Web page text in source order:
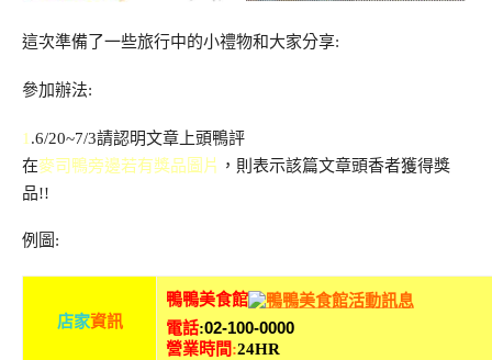
這次準備了一些旅行中的小禮物和大家分享:
參加辦法:
1 .6/20~7/3請認明文章上頭鴨評
在麥司鴨旁邊若有獎品圖片 ，則表示該篇文章頭香者獲得獎
品!!
例圖:
店家資訊
鴨鴨美食館
電話:02-100-0000
營業時間:24HR